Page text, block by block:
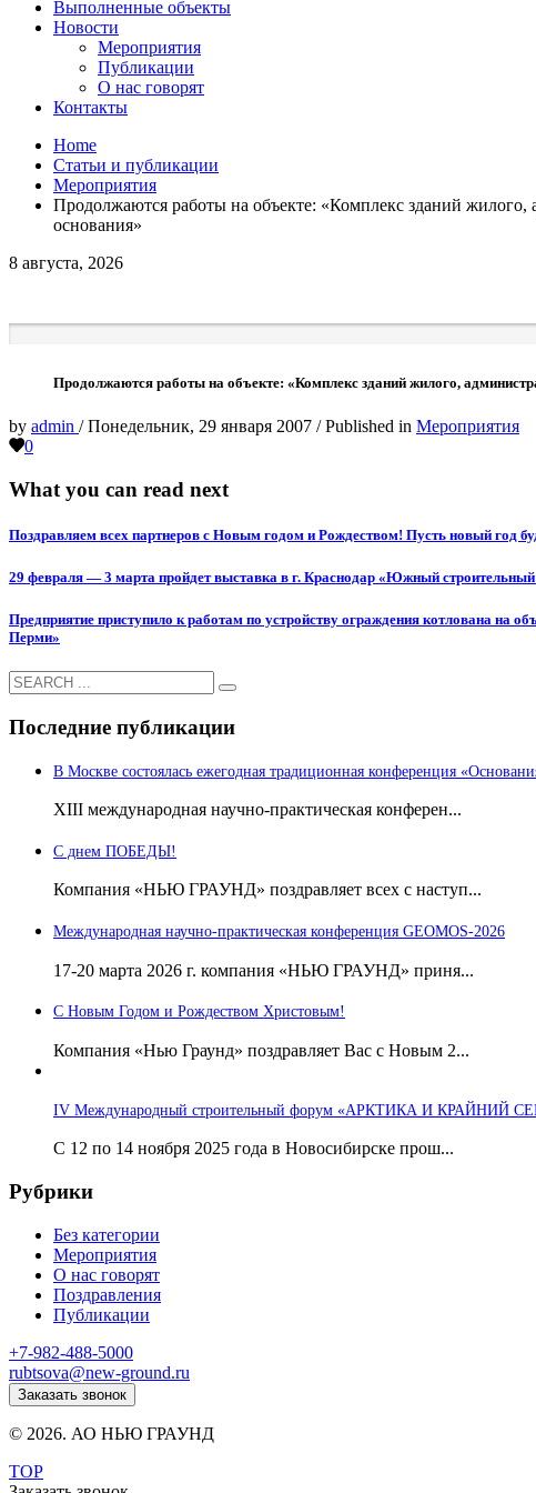
Выполненные объекты
Новости
Мероприятия
Публикации
О нас говорят
Контакты
Home
Статьи и публикации
Мероприятия
Продолжаются работы на объекте: «Комплекс зданий
основания»
8 августа, 2026
Продолжаются работы на объекте: «Комплекс зданий жилого,
by admin /Понедельник, 29 января 2007 /Published in Мероприятия
0
What you can read next
Поздравляем всех партнеров с Новым годом и Рождеством! Пусть новый год
29 февраля — 3 марта пройдет выставка в г. Краснодар «Южный
Предприятие приступило к работам по устройству ограждения котлована на
Перми»
Последние публикации
В Москве состоялась ежегодная традиционная конференция
ХIII международная научно-практическая конферен...
С днем ПОБЕДЫ!
Компания «НЬЮ ГРАУНД» поздравляет всех с наступ...
Международная научно-практическая конференция GEOMOS-2026
17-20 марта 2026 г. компания «НЬЮ ГРАУНД» приня...
С Новым Годом и Рождеством Христовым!
Компания «Нью Граунд» поздравляет Вас с Новым 2...
IV Международный строительный форум «АРКТИКА И КРАЙНИЙ
С 12 по 14 ноября 2025 года в Новосибирске прош...
Рубрики
Без категории
Мероприятия
О нас говорят
Поздравления
Публикации
+7-982-488-5000
rubtsova@new-ground.ru
Заказать звонок
© 2026. АО НЬЮ ГРАУНД
TOP